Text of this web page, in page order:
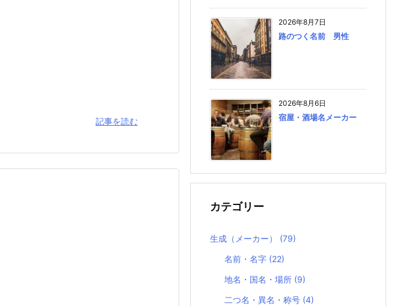
記事を読む
2026年8月7日
路のつく名前 男性
2026年8月6日
宿屋・酒場名メーカー
カテゴリー
生成（メーカー） (79)
名前・名字 (22)
地名・国名・場所 (9)
二つ名・異名・称号 (4)